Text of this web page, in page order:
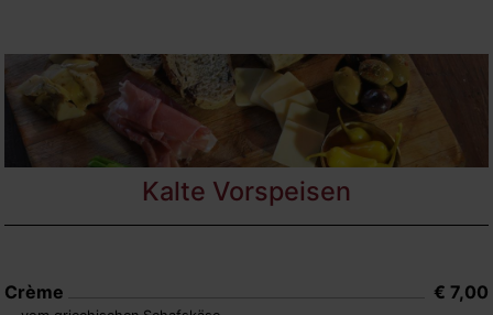
Kalte Vorspeisen
Crème € 7,00